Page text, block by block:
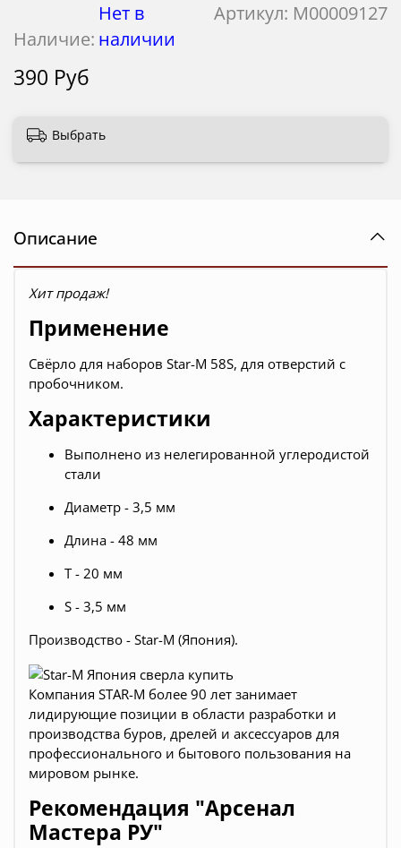
Артикул: М00009127
Наличие:
Нет в
наличии
390 Руб
Выбрать
Описание
Хит продаж!
Применение
Свёрло для наборов Star-M 58S, для отверстий с
пробочником.
Характеристики
Выполнено из нелегированной углеродистой
стали
Диаметр - 3,5 мм
Длина - 48 мм
Т - 20 мм
S - 3,5 мм
Производство - Star-M (Япония).
Компания STAR-M более 90 лет занимает
лидирующие позиции в области разработки и
производства буров, дрелей и аксессуаров для
профессионального и бытового пользования на
мировом рынке.
Рекомендация "Арсенал
Мастера РУ"